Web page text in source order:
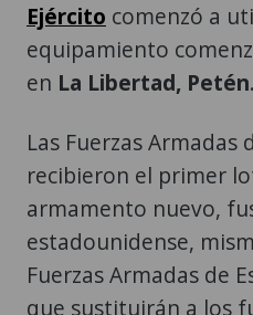
Ejército comenzó a
equipamiento
en La Libertad, Petén.
Las Fuerzas Armadas
recibieron el primer
armamento nuevo,
estadounidense,
Fuerzas Armadas de
que sustituirán a los